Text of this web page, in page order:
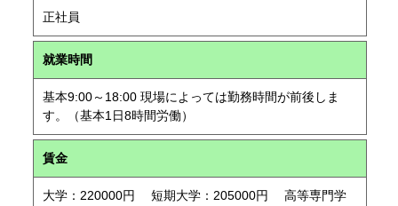
正社員
就業時間
基本9:00～18:00 現場によっては勤務時間が前後しま
す。（基本1日8時間労働）
賃金
大学：220000円 短期大学：205000円 高等専門学